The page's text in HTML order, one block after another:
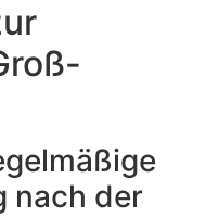
nach der